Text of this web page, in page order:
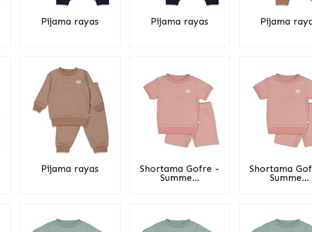
Pijama rayas Pijama rayas Pijama
Pijama rayas
Shortama Gofre -
Summe...
Shortama
Summe...